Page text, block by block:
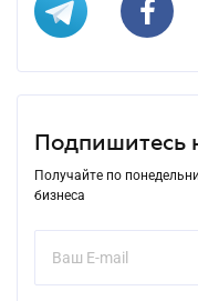
Подпишитесь
Получайте по
бизнеса